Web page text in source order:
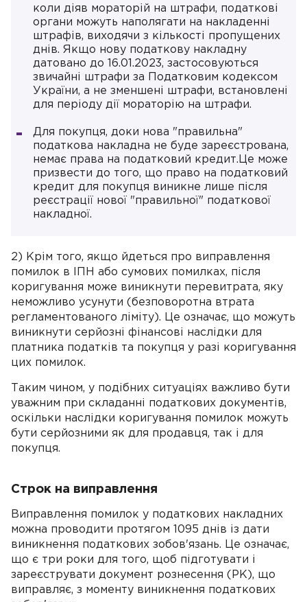
коли діяв мораторій на штрафи, податкові
органи можуть наполягати на накладенні
штрафів, виходячи з кількості пропущених
днів. Якщо нову податкову накладну
датовано до 16.01.2023, застосовуються
звичайні штрафи за Податковим кодексом
України, а не зменшені штрафи, встановлені
для періоду дії мораторію на штрафи.
Для покупця, доки нова "правильна"
податкова накладна не буде зареєстрована,
немає права на податковий кредит.Це може
призвести до того, що право на податковий
кредит для покупця виникне лише після
реєстрації нової "правильної" податкової
накладної.
2) Крім того, якщо йдеться про виправлення
помилок в ІПН або сумових помилках, після
коригування може виникнути перевитрата, яку
неможливо усунути (безповоротна втрата
регламентованого ліміту). Це означає, що можуть
виникнути серйозні фінансові наслідки для
платника податків та покупця у разі коригування
цих помилок.
Таким чином, у подібних ситуаціях важливо бути
уважним при складанні податкових документів,
оскільки наслідки коригування помилок можуть
бути серйозними як для продавця, так і для
покупця.
Строк на виправлення
Виправлення помилок у податкових накладних
можна проводити протягом 1095 днів із дати
виникнення податкових зобов'язань. Це означає,
що є три роки для того, щоб підготувати і
зареєструвати документ рознесення (РК), що
виправляє, з моменту виникнення податкових